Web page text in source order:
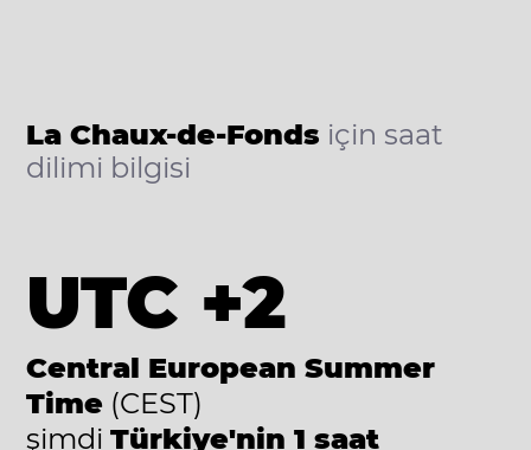
La Chaux-de-Fonds için saat
dilimi bilgisi
UTC +2
Central European Summer
Time (CEST)
şimdi Türkiye'nin 1 saat